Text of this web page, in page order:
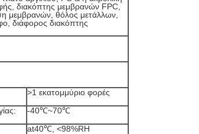
διακόπτης μεμβρανών FPC,
μεμβρανών, θόλος μετάλλων,
διάφορος διακόπτης
>1 εκατομμύριο φορές
-40℃~70℃
at40℃, <98%RH